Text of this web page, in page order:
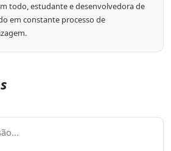
todo, estudante e desenvolvedora de
em constante processo de